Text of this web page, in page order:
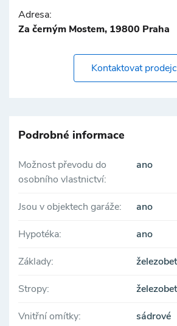
Adresa:
Za černým Mostem, 19800 Praha
Kontaktovat
Podrobné informace
Možnost převodu do
osobního vlastnictví:
ano
Jsou v objektech garáže: ano
Hypotéka: ano
Základy:
Stropy:
Vnitřní omítky: sádrové